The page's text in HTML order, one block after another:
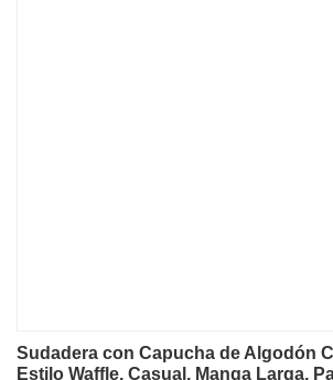
Sudadera con Capucha de Algodón
Estilo Waffle, Casual, Manga Larga,